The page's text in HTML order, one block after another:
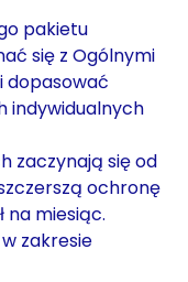
pakietu
się z Ogólnymi
dopasować
indywidualnych
zaczynają się od
ochronę
na miesiąc.
zakresie